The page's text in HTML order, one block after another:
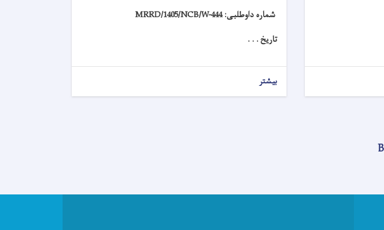
شماره داوطلبی:MRRD/1405/NCB/W-444
تاریخ . . .
بیشتر